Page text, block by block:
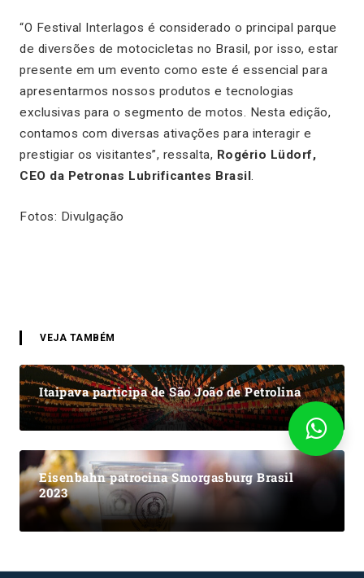
“O Festival Interlagos é considerado o principal parque
de diversões de motocicletas no Brasil, por isso, estar
presente em um evento como este é essencial para
apresentarmos nossos produtos e tecnologias
exclusivas para o segmento de motos. Nesta edição,
contamos com diversas ativações para interagir e
prestigiar os visitantes”, ressalta, Rogério Lüdorf,
CEO da Petronas Lubrificantes Brasil.
Fotos: Divulgação
VEJA TAMBÉM
Itaipava participa de São João de Petrolina
Eisenbahn patrocina Smorgasburg Brasil
2023